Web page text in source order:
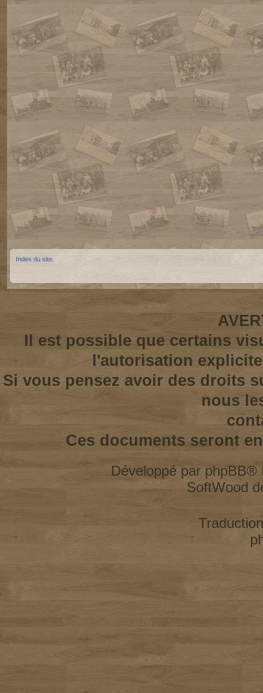
Index du site
Il est possible que certains
l'autorisation
Si vous pensez avoir des droits
nous
Ces documents seront
Développé par phpBB®
SoftWood